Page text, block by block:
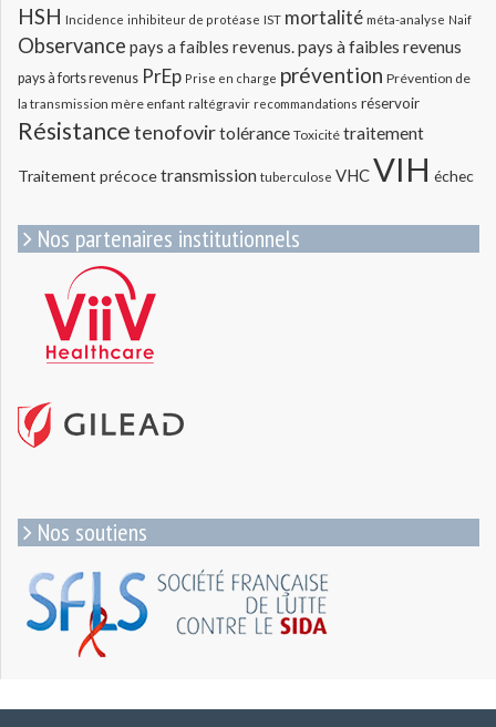
HSH Incidence inhibiteur de protéase IST mortalité méta-analyse Naif
Observance pays a faibles revenus.pays à faibles revenus
pays à forts revenus PrEp Prise en charge prévention Prévention de
la transmission mère enfant raltégravir recommandations réservoir
Résistancetenofovirtolérance Toxicité traitement
Traitement précocetransmission tuberculose VHCVIH échec
Nos partenaires institutionnels
Nos soutiens